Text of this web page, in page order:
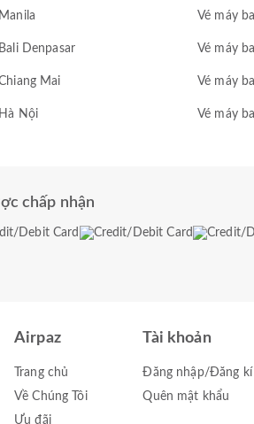
Vé máy
Denpasar Vé máy
Mai Vé máy
Nội Vé máy
chấp nhận
Airpaz
Trang chủ
Về Chúng Tôi
Ưu đãi
Tài khoản
Đăng nhập/Đăng kí
Quên mật khẩu